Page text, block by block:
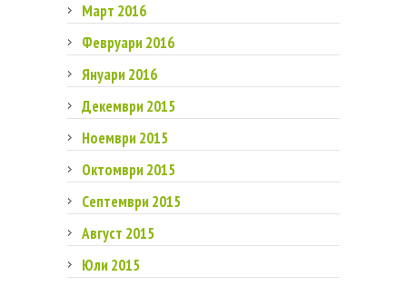
Март 2016
Февруари 2016
Януари 2016
Декември 2015
Ноември 2015
Октомври 2015
Септември 2015
Август 2015
Юли 2015